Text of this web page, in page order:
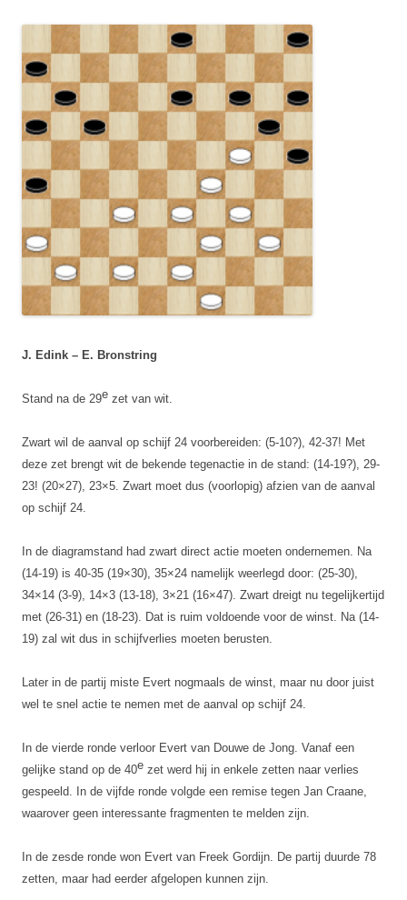
J. Edink – E. Bronstring
Stand na de 29e zet van wit.
Zwart wil de aanval op schijf 24 voorbereiden: (5-10?), 42-37! Met
deze zet brengt wit de bekende tegenactie in de stand: (14-19?), 29-
23! (20×27), 23×5. Zwart moet dus (voorlopig) afzien van de aanval
op schijf 24.
In de diagramstand had zwart direct actie moeten ondernemen. Na
(14-19) is 40-35 (19×30), 35×24 namelijk weerlegd door: (25-30),
34×14 (3-9), 14×3 (13-18), 3×21 (16×47). Zwart dreigt nu tegelijkertijd
met (26-31) en (18-23). Dat is ruim voldoende voor de winst. Na (14-
19) zal wit dus in schijfverlies moeten berusten.
Later in de partij miste Evert nogmaals de winst, maar nu door juist
wel te snel actie te nemen met de aanval op schijf 24.
In de vierde ronde verloor Evert van Douwe de Jong. Vanaf een
gelijke stand op de 40e zet werd hij in enkele zetten naar verlies
gespeeld. In de vijfde ronde volgde een remise tegen Jan Craane,
waarover geen interessante fragmenten te melden zijn.
In de zesde ronde won Evert van Freek Gordijn. De partij duurde 78
zetten, maar had eerder afgelopen kunnen zijn.